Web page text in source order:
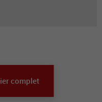
complet